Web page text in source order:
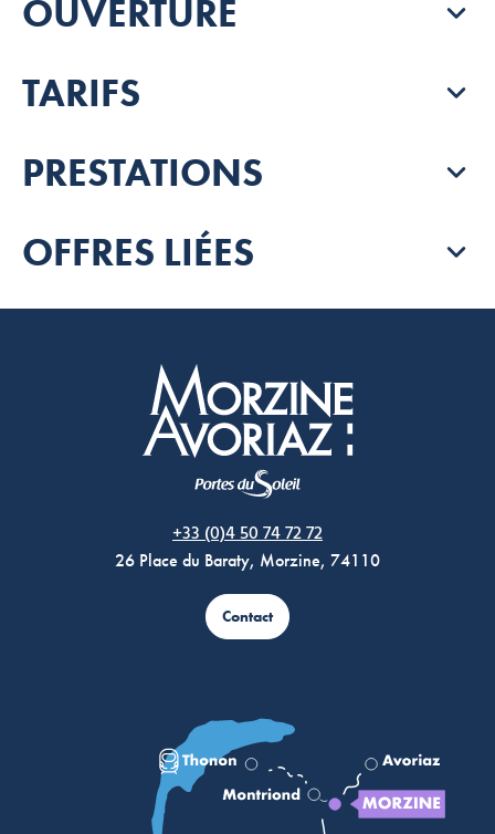
OUVERTURE
TARIFS
PRESTATIONS
OFFRES LIÉES
+33 (0)4 50 74 72 72
26 Place du Baraty, Morzine, 74110
Contact